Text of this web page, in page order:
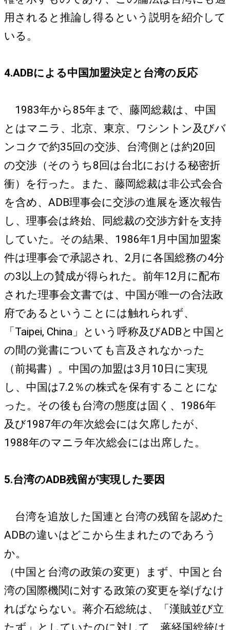
用されると推論し得るという説明を紹介して
いる。
4.ADBによる中国加盟決定と台湾の反応
1983年から85年まで、藤岡総裁は、中国
とはマニラ、北京、東京、ワシントン及びバ
ンコクで約35回の交渉、台湾側とは約20回
の交渉（そのうち8回は台北における秘密折
衝）を行った。また、藤岡総裁は非公式会合
を含め、ADB理事会に交渉の進展を逐次報告
し、理事会は終始、同総裁の交渉方針を支持
していた。その結果、1986年1月中国加盟案
件は理事会で承認され、2月に各国総務の4分
の3以上の賛成が得られた。前年12月に配布
された理事会文書では、中国が唯一の合法政
府であるということには触れられず、
「Taipei, China」という呼称及びADBと中国と
の間の覚書についても言及されなかった
（前掲書）。中国の加盟は3月10日に実現
し、中国は7.2％の株式を保有することにな
った。その後も台湾の態度は固く、1986年
及び1987年の年次総会には欠席したが、
1988年のマニラ年次総会には出席した。
5.台湾のADB残留が実現した要因
台湾を追放した国連と台湾の残留を認めた
ADBの違いはどこから生まれたのであろう
か。
（中国と台湾の政策の変更）まず、中国と台
湾の国際機関に対する政策の変更を挙げなけ
ればならない。蒋介石総統は、「漢賊並び立
たず」としていたのに対して、蒋経国総統は